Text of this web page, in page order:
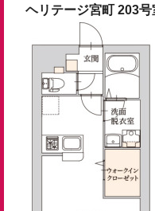
ヘリテージ宮町 203号